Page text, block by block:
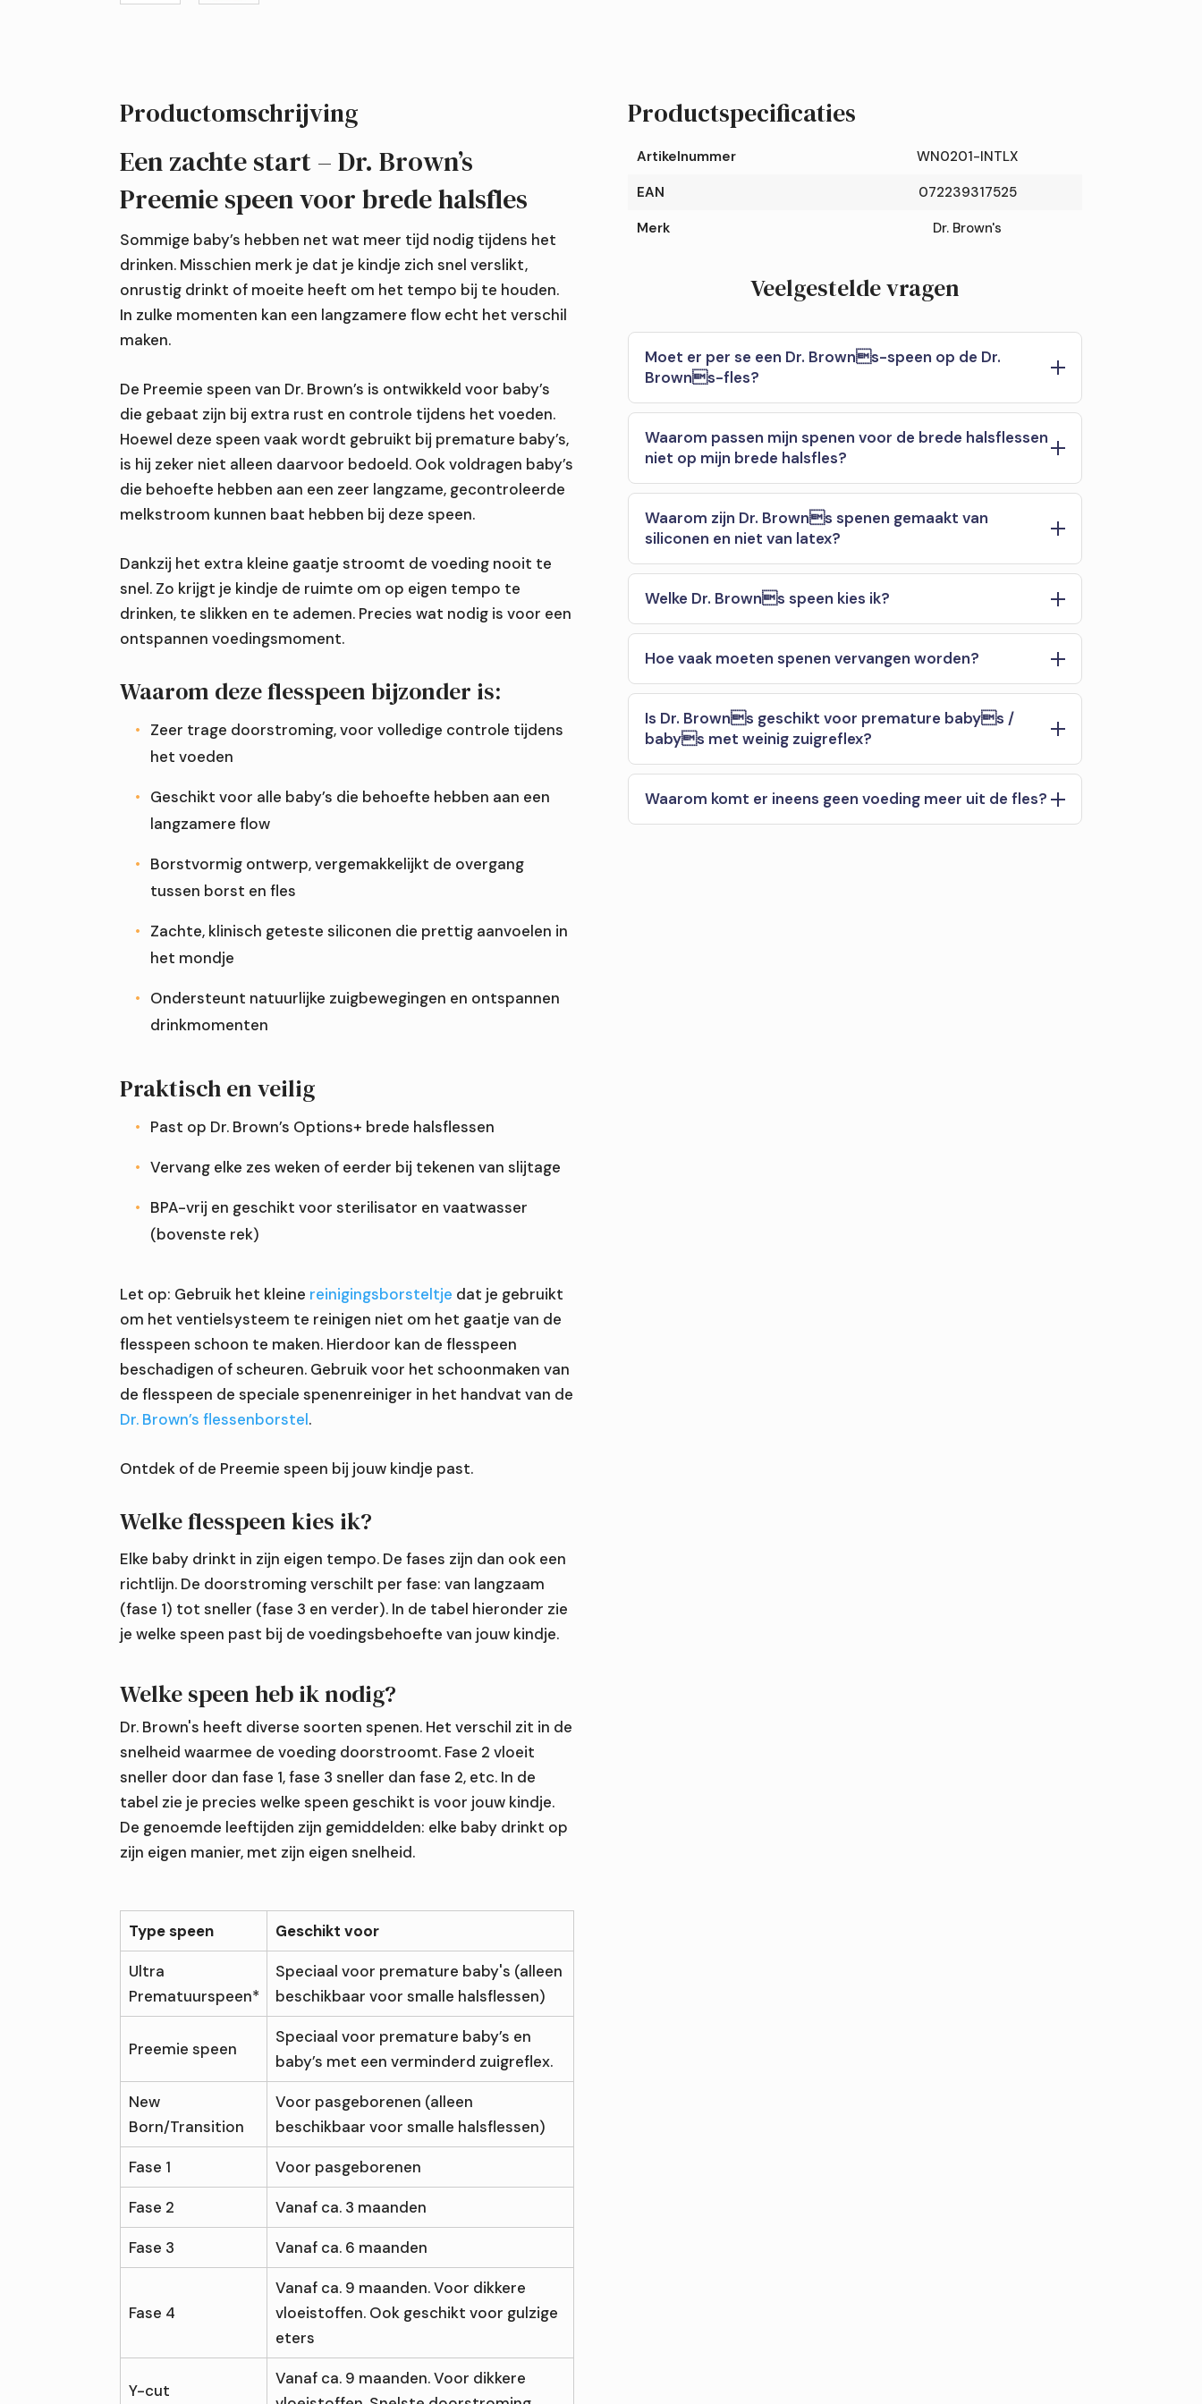
Welke fopspeenmaat past bij de leeftijd van mijn baby?
Wanneer is het verstandig om een fopspeen te vervangen?
Hoe helpen bijtringen bij ongemak van doorkomende tandjes?
Preemie
speen
Brede
aantal
Productomschrijving
Een zachte start – Dr. Brown’s
Preemie speen voor brede halsfles
Sommige baby’s hebben net wat meer tijd nodig tijdens het
drinken. Misschien merk je dat je kindje zich snel verslikt,
onrustig drinkt of moeite heeft om het tempo bij te houden.
In zulke momenten kan een langzamere flow echt het verschil
maken.
De Preemie speen van Dr. Brown’s is ontwikkeld voor baby’s
die gebaat zijn bij extra rust en controle tijdens het voeden.
Hoewel deze speen vaak wordt gebruikt bij premature baby’s,
is hij zeker niet alleen daarvoor bedoeld. Ook voldragen baby’s
die behoefte hebben aan een zeer langzame, gecontroleerde
melkstroom kunnen baat hebben bij deze speen.
Dankzij het extra kleine gaatje stroomt de voeding nooit te
snel. Zo krijgt je kindje de ruimte om op eigen tempo te
drinken, te slikken en te ademen. Precies wat nodig is voor een
ontspannen voedingsmoment.
Waarom deze flesspeen bijzonder is:
Zeer trage doorstroming, voor volledige controle tijdens
het voeden
Geschikt voor alle baby’s die behoefte hebben aan een
langzamere flow
Borstvormig ontwerp, vergemakkelijkt de overgang
tussen borst en fles
Zachte, klinisch geteste siliconen die prettig aanvoelen in
het mondje
Ondersteunt natuurlijke zuigbewegingen en ontspannen
drinkmomenten
Praktisch en veilig
Past op Dr. Brown’s Options+ brede halsflessen
Vervang elke zes weken of eerder bij tekenen van slijtage
BPA-vrij en geschikt voor sterilisator en vaatwasser
(bovenste rek)
Let op: Gebruik het kleine reinigingsborsteltje dat je gebruikt
om het ventielsysteem te reinigen niet om het gaatje van de
flesspeen schoon te maken. Hierdoor kan de flesspeen
beschadigen of scheuren. Gebruik voor het schoonmaken van
de flesspeen de speciale spenenreiniger in het handvat van de
Dr. Brown’s flessenborstel.
Ontdek of de Preemie speen bij jouw kindje past.
Welke flesspeen kies ik?
Elke baby drinkt in zijn eigen tempo. De fases zijn dan ook een
richtlijn. De doorstroming verschilt per fase: van langzaam
(fase 1) tot sneller (fase 3 en verder). In de tabel hieronder zie
je welke speen past bij de voedingsbehoefte van jouw kindje.
Welke speen heb ik nodig?
Dr. Brown's heeft diverse soorten spenen. Het verschil zit in de
snelheid waarmee de voeding doorstroomt. Fase 2 vloeit
sneller door dan fase 1, fase 3 sneller dan fase 2, etc. In de
tabel zie je precies welke speen geschikt is voor jouw kindje.
De genoemde leeftijden zijn gemiddelden: elke baby drinkt op
zijn eigen manier, met zijn eigen snelheid.
Type speen Geschikt voor
Ultra
Prematuurspeen*
Speciaal voor premature baby's (alleen
beschikbaar voor smalle halsflessen)
Preemie speen
Speciaal voor premature baby’s en
baby’s met een verminderd zuigreflex.
New
Born/Transition
Voor pasgeborenen (alleen
beschikbaar voor smalle halsflessen)
Fase 1 Voor pasgeborenen
Fase 2 Vanaf ca. 3 maanden
Fase 3 Vanaf ca. 6 maanden
Fase 4
Vanaf ca. 9 maanden. Voor dikkere
vloeistoffen. Ook geschikt voor gulzige
eters
Y-cut
Vanaf ca. 9 maanden. Voor dikkere
Productspecificaties
Artikelnummer
WN0201-INTLX
EAN
072239317525
Merk
Dr. Brown's
Veelgestelde vragen
Moet er per se een Dr. Browns-speen op de Dr.
Browns-fles?
Waarom passen mijn spenen voor de brede halsflessen
niet op mijn brede halsfles?
Waarom zijn Dr. Browns spenen gemaakt van
siliconen en niet van latex?
Welke Dr. Browns speen kies ik?
Hoe vaak moeten spenen vervangen worden?
Is Dr. Browns geschikt voor premature babys /
babys met weinig zuigreflex?
Waarom komt er ineens geen voeding meer uit de fles?